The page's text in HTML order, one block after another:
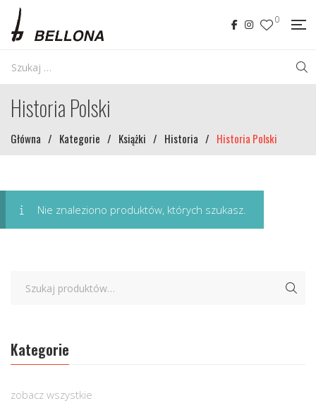
0
Historia Polski
Główna / Kategorie / Książki / Historia / Historia Polski
Nie znaleziono produktów, których szukasz.
Kategorie
zobacz wszystkie